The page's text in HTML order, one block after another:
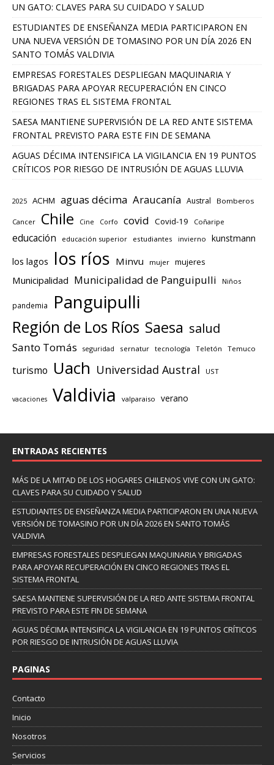
UN GATO: CLAVES PARA SU CUIDADO Y SALUD
ESTUDIANTES DE ENSEÑANZA MEDIA PARTICIPARON EN
UNA NUEVA VERSIÓN DE TOMASINO POR UN DÍA 2026 EN
SANTO TOMÁS VALDIVIA
EMPRESAS FORESTALES DESPLIEGAN MAQUINARIA Y
BRIGADAS PARA APOYAR RECUPERACIÓN EN CINCO
REGIONES TRAS EL SISTEMA FRONTAL
SAESA MANTIENE SUPERVISIÓN DE LA RED ANTE SISTEMA
FRONTAL PREVISTO PARA ESTE FIN DE SEMANA
AGUAS DÉCIMA INTENSIFICA LA VIGILANCIA EN 19 PUNTOS
CRÍTICOS POR RIESGO DE INTRUSIÓN DE AGUAS LLUVIA
2025 ACHM aguas décima Araucanía Austral Bomberos
Cancer Chile Cine Corfo covid Covid-19 Coñaripe
educación educación superior estudiantes invierno kunstmann
los lagos los ríos Minvu mujer mujeres
Municipalidad Municipalidad de Panguipulli Niños
pandemia Panguipulli
Región de Los Ríos Saesa salud
Santo Tomás seguridad sernatur tecnología Teletón Temuco
turismo Uach Universidad Austral UST
vacaciones Valdivia valparaiso verano
ENTRADAS RECIENTES
MÁS DE LA MITAD DE LOS HOGARES CHILENOS VIVE CON UN GATO:
CLAVES PARA SU CUIDADO Y SALUD
ESTUDIANTES DE ENSEÑANZA MEDIA PARTICIPARON EN UNA NUEVA
VERSIÓN DE TOMASINO POR UN DÍA 2026 EN SANTO TOMÁS
VALDIVIA
EMPRESAS FORESTALES DESPLIEGAN MAQUINARIA Y BRIGADAS
PARA APOYAR RECUPERACIÓN EN CINCO REGIONES TRAS EL
SISTEMA FRONTAL
SAESA MANTIENE SUPERVISIÓN DE LA RED ANTE SISTEMA FRONTAL
PREVISTO PARA ESTE FIN DE SEMANA
AGUAS DÉCIMA INTENSIFICA LA VIGILANCIA EN 19 PUNTOS CRÍTICOS
POR RIESGO DE INTRUSIÓN DE AGUAS LLUVIA
PAGINAS
Contacto
Inicio
Nosotros
Servicios